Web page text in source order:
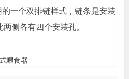
一个双排链样式，链条是安装
侧各有四个安装孔。
喂食器